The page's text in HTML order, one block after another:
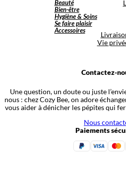
Beauté
Bien-être
Hygiène & Soins
Se faire plaisir
Accessoires
Vie
Contactez-
Une question, un doute ou juste
nous : chez Cozy Bee, on adore
vous aider à dénicher les pépites qui
Nous
Paiements